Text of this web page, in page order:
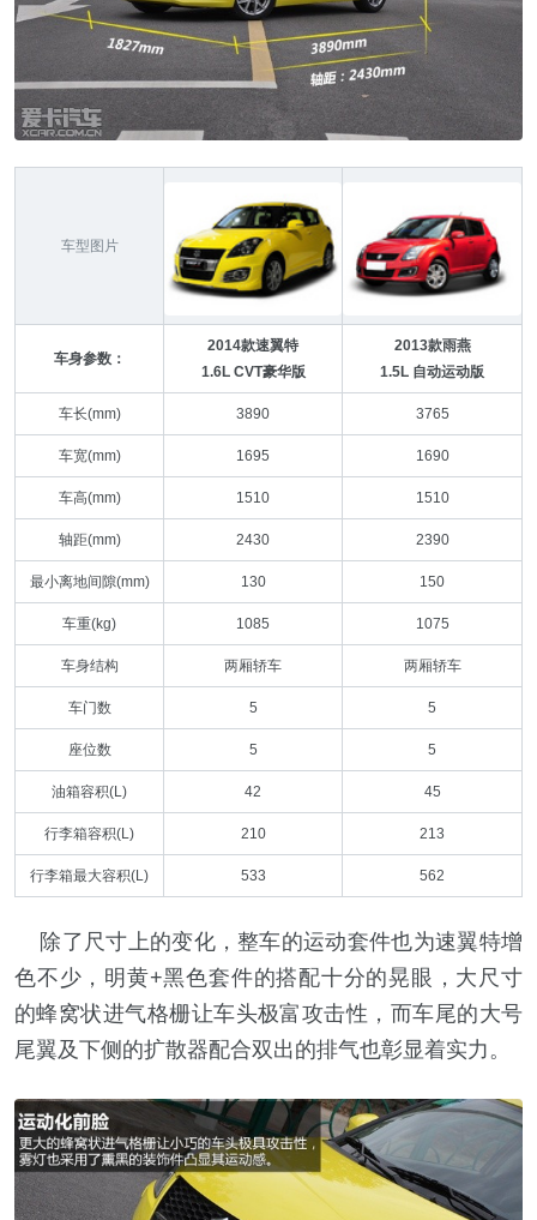
车型图片
车身参数：
2014款速翼特
1.6L CVT豪华版
2013款雨燕
1.5L 自动运动版
车长(mm) 3890 3765
车宽(mm) 1695 1690
车高(mm) 1510 1510
轴距(mm) 2430 2390
最小离地间隙(mm) 130 150
车重(kg) 1085 1075
车身结构 两厢轿车 两厢轿车
车门数 5 5
座位数 5 5
油箱容积(L) 42 45
行李箱容积(L) 210 213
行李箱最大容积(L) 533 562
除了尺寸上的变化，整车的运动套件也为速翼特增
色不少，明黄+黑色套件的搭配十分的晃眼，大尺寸
的蜂窝状进气格栅让车头极富攻击性，而车尾的大号
尾翼及下侧的扩散器配合双出的排气也彰显着实力。